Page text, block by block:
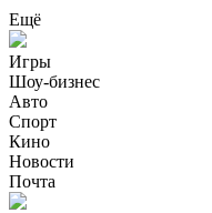
Ещё
Игры
Шоу-бизнес
Авто
Спорт
Кино
Новости
Почта